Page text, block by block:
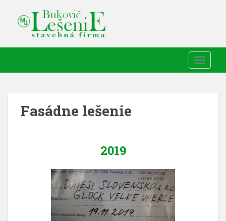
Fasádne lešenie
2019